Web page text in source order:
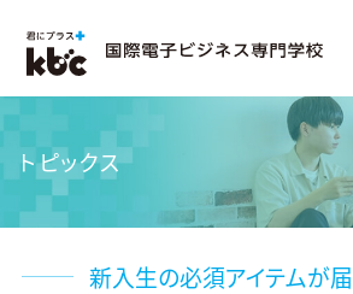
トピックス
新入生の必須アイテムが